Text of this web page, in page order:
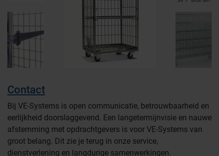
Contact
Bij VE-Systems is open communicatie, betrouwbaarheid en
eerlijkheid doorslaggevend. Een langetermijnvisie en nauwe
afstemming met opdrachtgevers is voor VE-Systems van
groot belang. Dit zie je terug in onze service,
dienstverlening en langdurige samenwerkingen.